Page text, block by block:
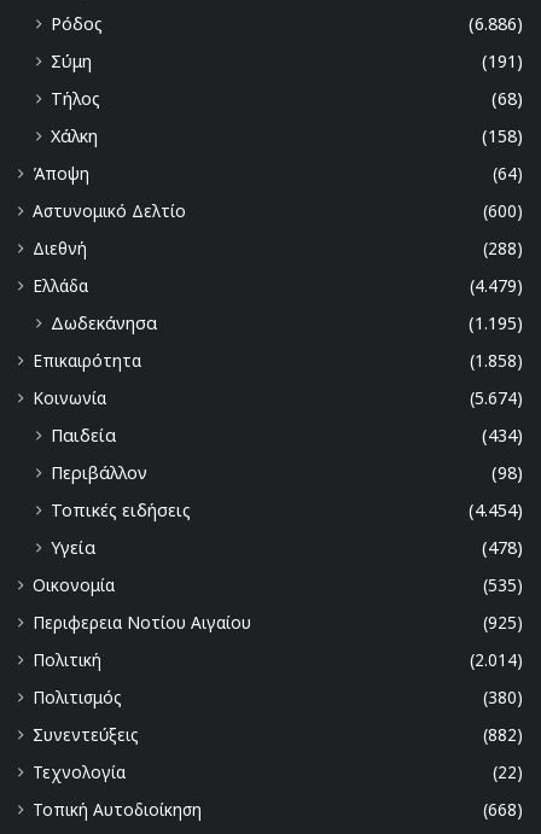
Ρόδος
(6.886)
Σύμη
(191)
Τήλος
(68)
Χάλκη
(158)
Άποψη
(64)
Αστυνομικό Δελτίο
(600)
Διεθνή
(288)
Ελλάδα
(4.479)
Δωδεκάνησα
(1.195)
Επικαιρότητα
(1.858)
Κοινωνία
(5.674)
Παιδεία
(434)
Περιβάλλον
(98)
Τοπικές ειδήσεις
(4.454)
Υγεία
(478)
Οικονομία
(535)
Περιφερεια Νοτίου Αιγαίου
(925)
Πολιτική
(2.014)
Πολιτισμός
(380)
Συνεντεύξεις
(882)
Τεχνολογία
(22)
Τοπική Αυτοδιοίκηση
(668)